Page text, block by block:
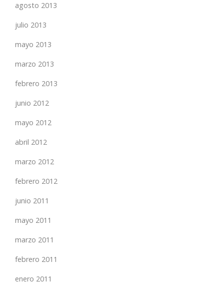
agosto 2013
julio 2013
mayo 2013
marzo 2013
febrero 2013
junio 2012
mayo 2012
abril 2012
marzo 2012
febrero 2012
junio 2011
mayo 2011
marzo 2011
febrero 2011
enero 2011